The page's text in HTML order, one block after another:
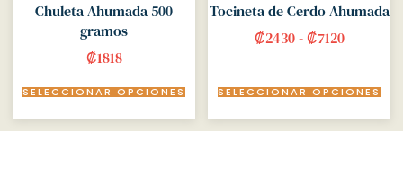
Chuleta Ahumada 500
gramos
₡1818
SELECCIONAR OPCIONES
Tocineta de Cerdo Ahumada
₡2430 - ₡7120
SELECCIONAR OPCIONES